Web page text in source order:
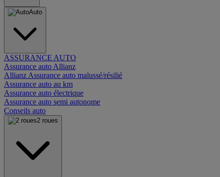
Auto
ASSURANCE AUTO
Assurance auto Allianz
Allianz Assurance auto malussé/résilié
Assurance auto au km
Assurance auto électrique
Assurance auto semi autonome
Conseils auto
2 roues